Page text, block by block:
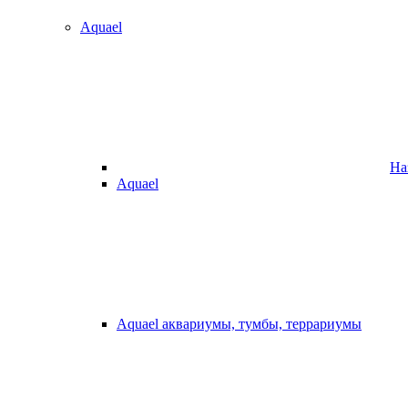
Aquael
Aquael
Aquael аквариумы, тумбы, террариумы